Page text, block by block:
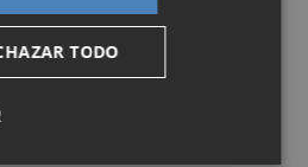
TODO